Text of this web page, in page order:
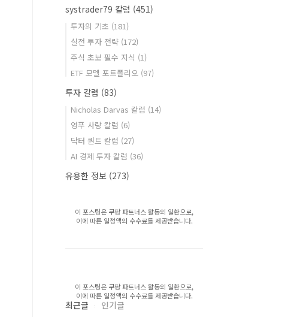
systrader79 칼럼 (451)
투자의 기초 (181)
실전 투자 전략 (172)
주식 초보 필수 지식 (1)
ETF 모델 포트폴리오 (97)
투자 칼럼 (83)
Nicholas Darvas 칼럼 (14)
영푸 사랑 칼럼 (6)
닥터 퀀트 칼럼 (27)
AI 경제 투자 칼럼 (36)
유용한 정보 (273)
이 포스팅은 쿠팡 파트너스 활동의 일환으로,
이에 따른 일정액의 수수료를 제공받습니다.
이 포스팅은 쿠팡 파트너스 활동의 일환으로,
이에 따른 일정액의 수수료를 제공받습니다.
최근글 인기글